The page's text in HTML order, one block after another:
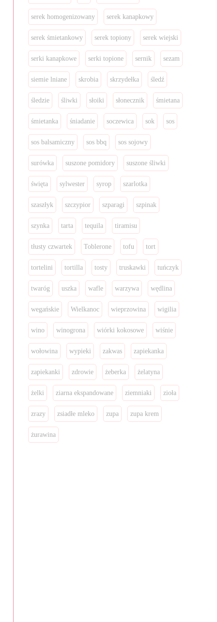
serek homogenizowany serek kanapkowy
serek śmietankowy serek topiony serek wiejski
serki kanapkowe serki topione sernik sezam
siemie lniane skrobia skrzydełka śledź
śledzie śliwki słoiki słonecznik śmietana
śmietanka śniadanie soczewica sok sos
sos balsamiczny sos bbq sos sojowy
surówka suszone pomidory suszone śliwki
święta sylwester syrop szarlotka
szaszłyk szczypior szparagi szpinak
szynka tarta tequila tiramisu
tłusty czwartek Toblerone tofu tort
tortelini tortilla tosty truskawki tuńczyk
twaróg uszka wafle warzywa wędlina
wegańskie Wielkanoc wieprzowina wigilia
wino winogrona wiórki kokosowe wiśnie
wołowina wypieki zakwas zapiekanka
zapiekanki zdrowie żeberka żelatyna
żelki ziarna ekspandowane ziemniaki zioła
zrazy zsiadłe mleko zupa zupa krem
żurawina